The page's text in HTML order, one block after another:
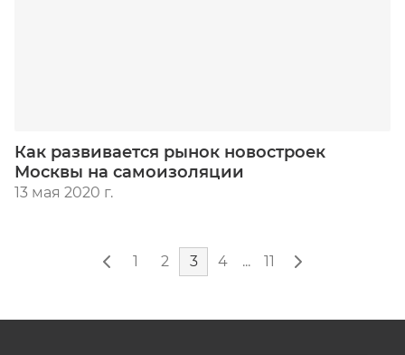
Как развивается рынок новостроек
Москвы на самоизоляции
13 мая 2020 г.
1 2 3 4 ... 11